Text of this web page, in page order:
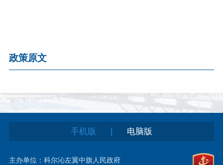
政策原文
手机版 电脑版
主办单位：科尔沁左翼中旗人民政府